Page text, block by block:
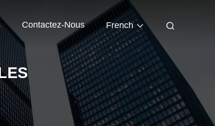
Contactez-Nous French